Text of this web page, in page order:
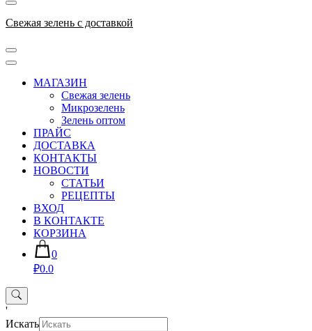
Свежая зелень с доставкой
МАГАЗИН
Свежая зелень
Микрозелень
Зелень оптом
ПРАЙС
ДОСТАВКА
КОНТАКТЫ
НОВОСТИ
СТАТЬИ
РЕЦЕПТЫ
ВХОД
В КОНТАКТЕ
КОРЗИНА
0
₽0.0
'
Искать